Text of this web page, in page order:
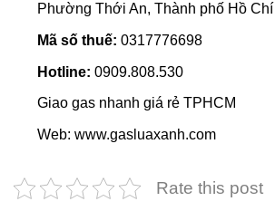
Phường Thới An, Thành phố Hồ Chí
Mã số thuế: 0317776698
Hotline: 0909.808.530
Giao gas nhanh giá rẻ TPHCM
Web: www.gasluaxanh.com
Rate this post